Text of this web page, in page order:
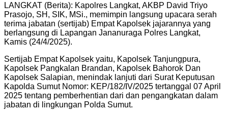
LANGKAT (Berita): Kapolres Langkat, AKBP David Triyo
Prasojo, SH, SIK, MSi., memimpin langsung upacara serah
terima jabatan (sertijab) Empat Kapolsek jajarannya yang
berlangsung di Lapangan Jananuraga Polres Langkat,
Kamis (24/4/2025).
Sertijab Empat Kapolsek yaitu, Kapolsek Tanjungpura,
Kapolsek Pangkalan Brandan, Kapolsek Bahorok Dan
Kapolsek Salapian, menindak lanjuti dari Surat Keputusan
Kapolda Sumut Nomor: KEP/182/IV/2025 tertanggal 07 April
2025 tentang pemberhentian dari dan pengangkatan dalam
jabatan di lingkungan Polda Sumut.